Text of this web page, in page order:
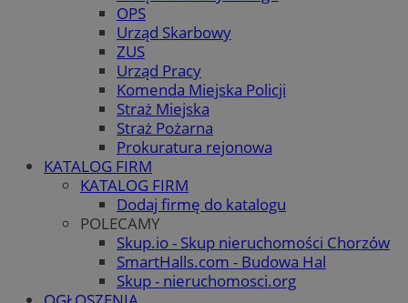
OPS
Urząd Skarbowy
ZUS
Urząd Pracy
Komenda Miejska Policji
Straż Miejska
Straż Pożarna
Prokuratura rejonowa
KATALOG FIRM
KATALOG FIRM
Dodaj firmę do katalogu
POLECAMY
Skup.io - Skup nieruchomości Chorzów
SmartHalls.com - Budowa Hal
Skup - nieruchomosci.org